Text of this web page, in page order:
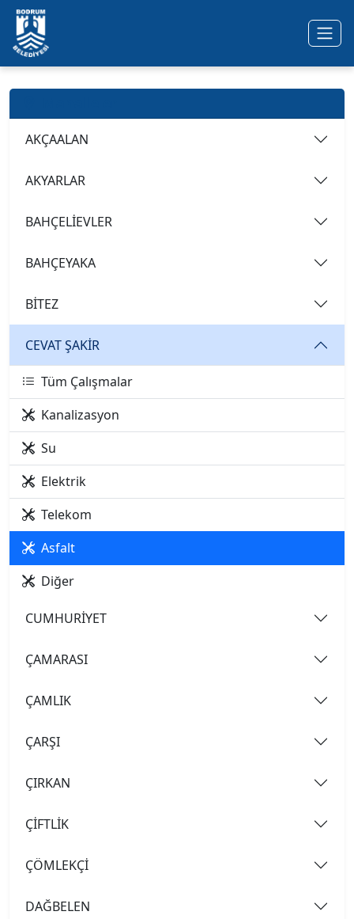
Ana içeriğe geç
AKÇAALAN
AKYARLAR
BAHÇELİEVLER
BAHÇEYAKA
BİTEZ
CEVAT ŞAKİR
Tüm Çalışmalar
Kanalizasyon
Su
Elektrik
Telekom
Asfalt
Diğer
CUMHURİYET
ÇAMARASI
ÇAMLIK
ÇARŞI
ÇIRKAN
ÇİFTLİK
ÇÖMLEKÇİ
DAĞBELEN